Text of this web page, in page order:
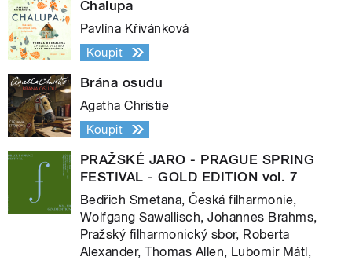
Chalupa
Pavlína Křivánková
Koupit
Brána osudu
Agatha Christie
Koupit
PRAŽSKÉ JARO - PRAGUE SPRING
FESTIVAL - GOLD EDITION vol. 7
Bedřich Smetana, Česká filharmonie,
Wolfgang Sawallisch, Johannes Brahms,
Pražský filharmonický sbor, Roberta
Alexander, Thomas Allen, Lubomír Mátl,